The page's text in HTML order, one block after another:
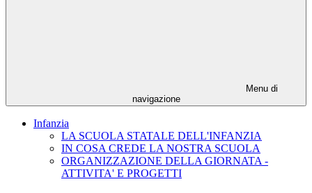
Menu di
navigazione
Infanzia
LA SCUOLA STATALE DELL'INFANZIA
IN COSA CREDE LA NOSTRA SCUOLA
ORGANIZZAZIONE DELLA GIORNATA -
ATTIVITA' E PROGETTI